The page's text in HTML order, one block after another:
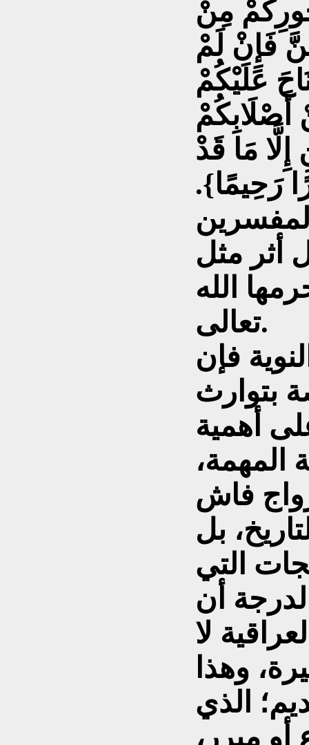
مِنْ
فَإِنْ لَمْ
عَلَيْكُمْ
أَصْلَابِكُمْ
مَا قَدْ
رَحِيمًا}.
أثر مثل
الله
تعالى.
فإن
بتوارث
أهمية
المهمة،
فاش
بل
التي
لدرجة أن
لا
وهذا
الذي
أو مبرر،